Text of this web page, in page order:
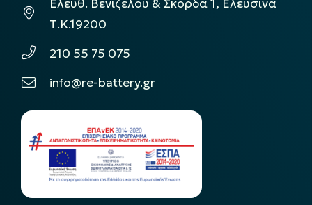
Ελεύθ. Βενιζέλου & Σκόρδα 1, Ελευσίνα
Τ.Κ.19200
210 55 75 075
info@re-battery.gr